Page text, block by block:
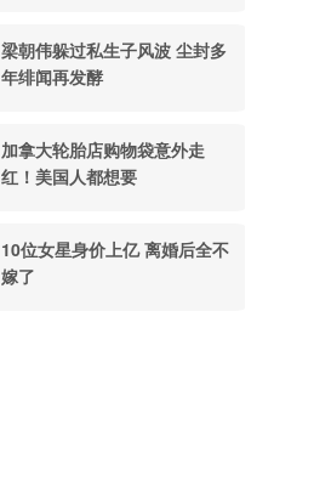
梁朝伟躲过私生子风波 尘封多
年绯闻再发酵
加拿大轮胎店购物袋意外走
红！美国人都想要
10位女星身价上亿 离婚后全不
嫁了